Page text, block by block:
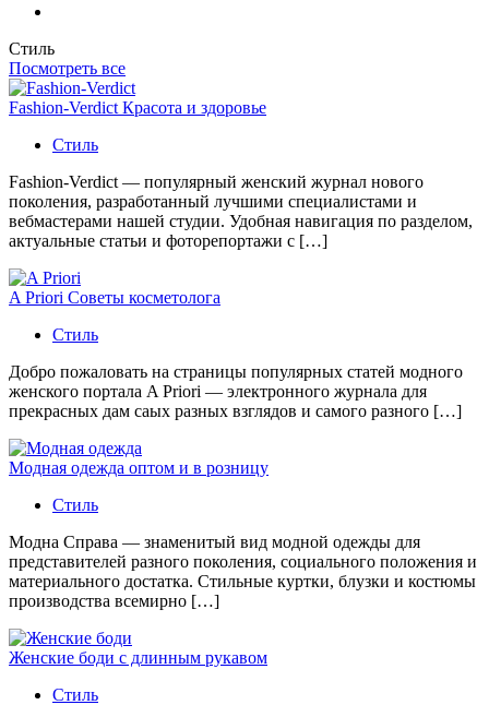
Стиль
Посмотреть все
Fashion-Verdict Красота и здоровье
Стиль
Fashion-Verdict — популярный женский журнал нового
поколения, разработанный лучшими специалистами и
вебмастерами нашей студии. Удобная навигация по разделом,
актуальные статьи и фоторепортажи с […]
A Priori Советы косметолога
Стиль
Добро пожаловать на страницы популярных статей модного
женского портала A Priori — электронного журнала для
прекрасных дам саых разных взглядов и самого разного […]
Модная одежда оптом и в розницу
Стиль
Модна Справа — знаменитый вид модной одежды для
представителей разного поколения, социального положения и
материального достатка. Стильные куртки, блузки и костюмы
производства всемирно […]
Женские боди с длинным рукавом
Стиль